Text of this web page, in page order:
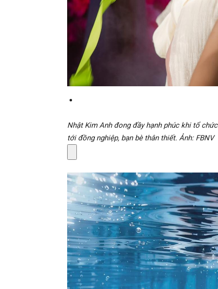
Nhật Kim Anh đong đầy hạnh phúc khi tổ
tới đồng nghiệp, bạn bè thân thiết. Ảnh: FBNV